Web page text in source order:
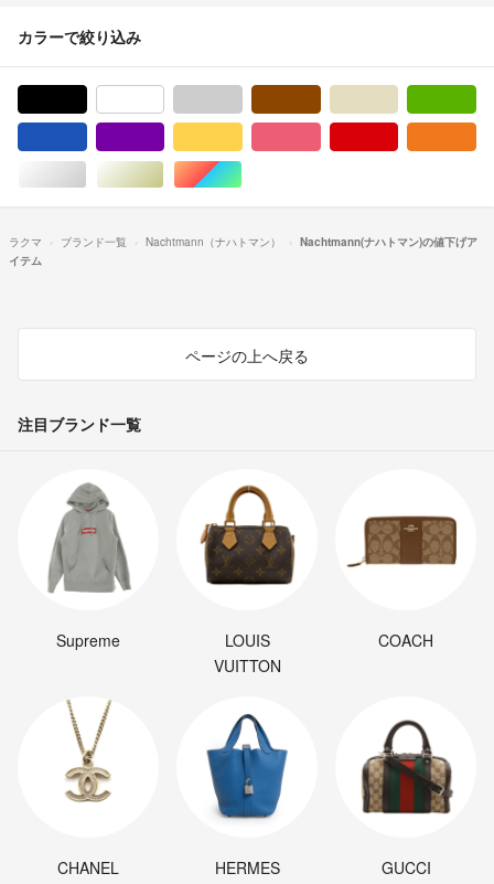
カラーで絞り込み
シルバー/銀色系ゴールド/金色系マルチカラー
ラクマ ブランド一覧 Nachtmann（ナハトマン）
Nachtmann(ナハトマン)の値下げア
イテム
ページの上へ戻る
注目ブランド一覧
Supreme
LOUIS
VUITTON
COACH
CHANEL HERMES GUCCI